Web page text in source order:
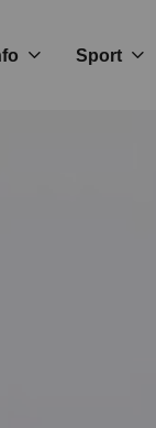
Sport